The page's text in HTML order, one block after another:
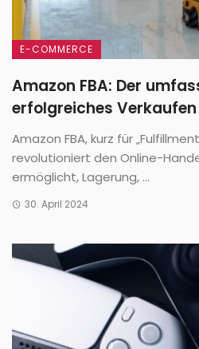
E-COMMERCE
Amazon FBA: Der
erfolgreiches
Amazon FBA, kurz für
revolutioniert den Online-
ermöglicht, Lagerung, ...
30. April 2024